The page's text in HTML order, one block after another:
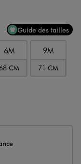
Guide des tailles
6M
68 CM
9M
71 CM